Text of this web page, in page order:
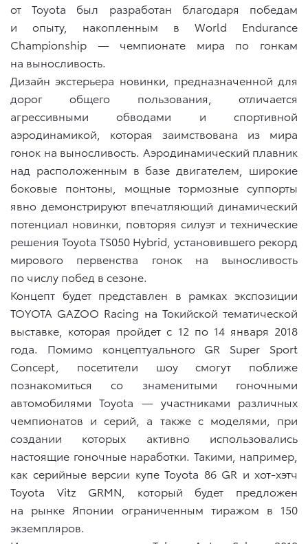
от Toyota был разработан благодаря победам
и опыту, накопленным в World Endurance
Championship — чемпионате мира по гонкам
на выносливость.
Дизайн экстерьера новинки, предназначенной для
дорог общего пользования, отличается
агрессивными обводами и спортивной
аэродинамикой, которая заимствована из мира
гонок на выносливость. Аэродинамический плавник
над расположенным в базе двигателем, широкие
боковые понтоны, мощные тормозные суппорты
явно демонстрируют впечатляющий динамический
потенциал новинки, повторяя силуэт и технические
решения Toyota TS050 Hybrid, установившего рекорд
мирового первенства гонок на выносливость
по числу побед в сезоне.
Концепт будет представлен в рамках экспозиции
TOYOTA GAZOO Racing на Токийской тематической
выставке, которая пройдет с 12 по 14 января 2018
года. Помимо концептуального GR Super Sport
Concept, посетители шоу смогут поближе
познакомиться со знаменитыми гоночными
автомобилями Toyota — участниками различных
чемпионатов и серий, а также с моделями, при
создании которых активно использовались
настоящие гоночные наработки. Такими, например,
как серийные версии купе Toyota 86 GR и хот-хэтч
Toyota Vitz GRMN, который будет предложен
на рынке Японии ограниченным тиражом в 150
экземпляров.